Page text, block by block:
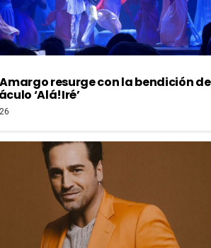
resurge con la bendición
‘Alá!Iré’